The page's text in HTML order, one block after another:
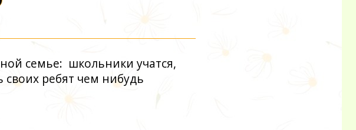
семье: школьники учатся,
ребят чем нибудь